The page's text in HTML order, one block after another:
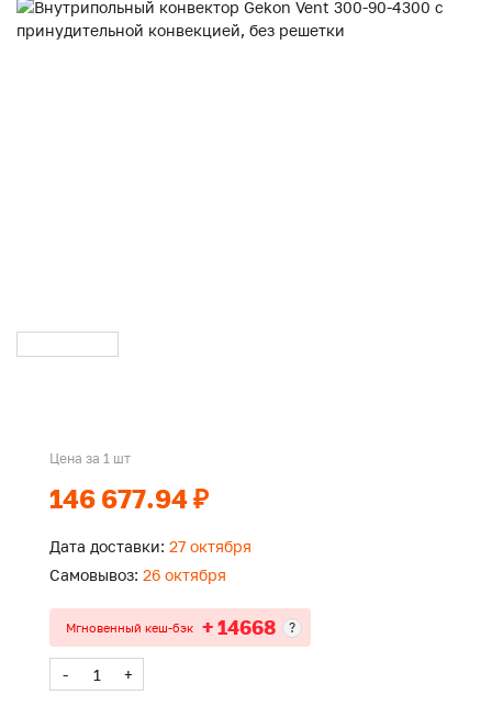
Цена за 1 шт
146 677.94 ₽
Дата доставки: 27 октября
Самовывоз: 26 октября
Мгновенный кеш-бэк + 14668 ?
- +